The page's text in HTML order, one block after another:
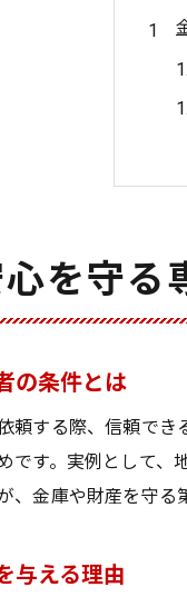
を守る
の条件とは
頼する際、信頼で
です。実例として、
金庫や財産を守る
与える理由